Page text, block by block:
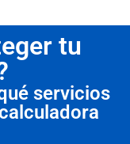
tu
servicios